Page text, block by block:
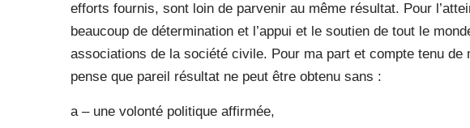
efforts fournis, sont loin de parvenir au même résultat. Pour
beaucoup de détermination et l’appui et le soutien de tout le
associations de la société civile. Pour ma part et compte tenu de
pense que pareil résultat ne peut être obtenu sans :
a – une volonté politique affirmée,